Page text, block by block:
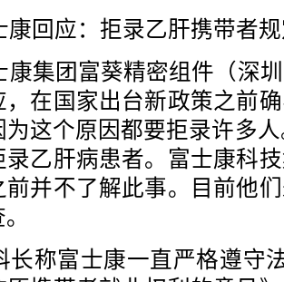
应：拒录乙肝携带者规
团富葵精密组件（深圳
，在国家出台新政策之前
为这个原因都要拒录许多
录乙肝病患者。富士康科
前并不了解此事。目前他
富士康一直严格遵守